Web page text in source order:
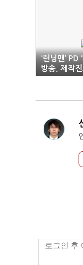
‘런닝맨’
방송, 제작
되고 뿌듯한